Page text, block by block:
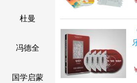
杜曼
冯德全
国学启蒙